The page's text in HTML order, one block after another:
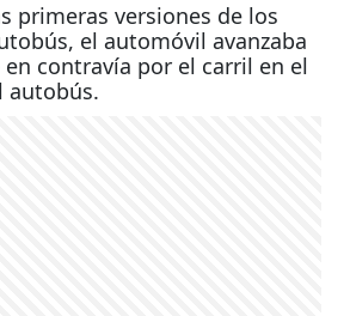
primeras versiones de los
el automóvil avanzaba
contravía por el carril en el
autobús.